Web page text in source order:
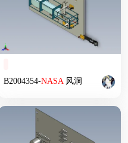
B2004354-NASA风洞